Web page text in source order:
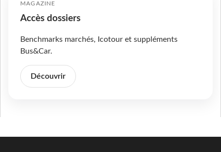
MAGAZINE
Accès dossiers
Benchmarks marchés, Icotour et suppléments
Bus&Car.
Découvrir